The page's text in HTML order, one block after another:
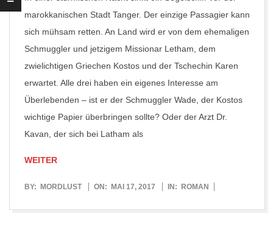
marokkanischen Stadt Tanger. Der einzige Passagier kann
sich mühsam retten. An Land wird er von dem ehemaligen
Schmuggler und jetzigem Missionar Letham, dem
zwielichtigen Griechen Kostos und der Tschechin Karen
erwartet. Alle drei haben ein eigenes Interesse am
Überlebenden – ist er der Schmuggler Wade, der Kostos
wichtige Papier überbringen sollte? Oder der Arzt Dr.
Kavan, der sich bei Latham als
WEITER
2017-
BY: MORDLUST ON: MAI 17, 2017 IN: ROMAN